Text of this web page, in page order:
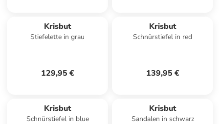
Krisbut
Stiefelette in grau
129,95 €
Krisbut
Schnürstiefel in red
139,95 €
Krisbut
Schnürstiefel in blue
Krisbut
Sandalen in schwarz